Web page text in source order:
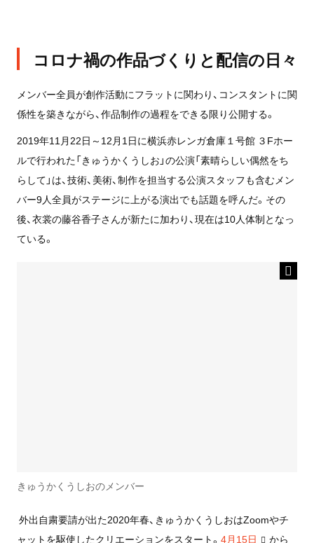
コロナ禍の作品づくりと配信の日々
メンバー全員が創作活動にフラットに関わり、コンスタントに関
係性を築きながら、作品制作の過程をできる限り公開する。
2019年11月22日～12月1日に横浜赤レンガ倉庫１号館 ３Fホー
ルで行われた「きゅうかくうしお」の公演「素晴らしい偶然をち
らして」は、技術、美術、制作を担当する公演スタッフも含むメン
バー9人全員がステージに上がる演出でも話題を呼んだ。その
後、衣裳の藤谷香子さんが新たに加わり、現在は10人体制となっ
ている。
きゅうかくうしおのメンバー
外出自粛要請が出た2020年春、きゅうかくうしおはZoomやチ
ャットを駆使したクリエーションをスタート。 4月15日
から